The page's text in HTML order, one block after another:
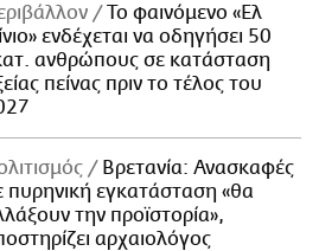
Το φαινόμενο «Ελ
ενδέχεται να οδηγήσει 50
ανθρώπους σε κατάσταση
πείνας πριν το τέλος του
Βρετανία: Ανασκαφές
πυρηνική εγκατάσταση «θα
την προϊστορία»,
αρχαιολόγος